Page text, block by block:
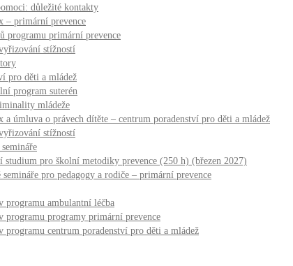
důležité kontakty
– primární prevence
programu primární prevence
stížností
pro děti a mládež
program suterén
mládeže
a úmluva o právech dítěte – centrum poradenství pro děti a mládež
stížností
studium pro školní metodiky prevence (250 h) (březen 2027)
semináře pro pedagogy a rodiče – primární prevence
programu ambulantní léčba
programu programy primární prevence
programu centrum poradenství pro děti a mládež